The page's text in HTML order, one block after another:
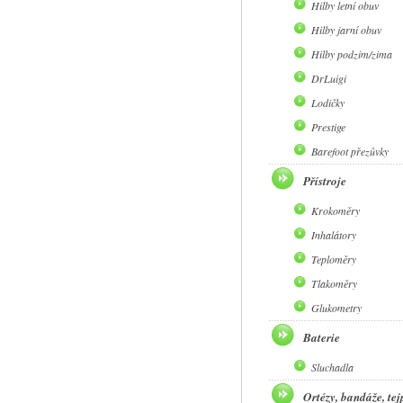
Hilby letní obuv
Hilby jarní obuv
Hilby podzim/zima
DrLuigi
Lodičky
Prestige
Barefoot přezůvky
Přístroje
Krokoměry
Inhalátory
Teploměry
Tlakoměry
Glukometry
Baterie
Sluchadla
Ortézy, bandáže,